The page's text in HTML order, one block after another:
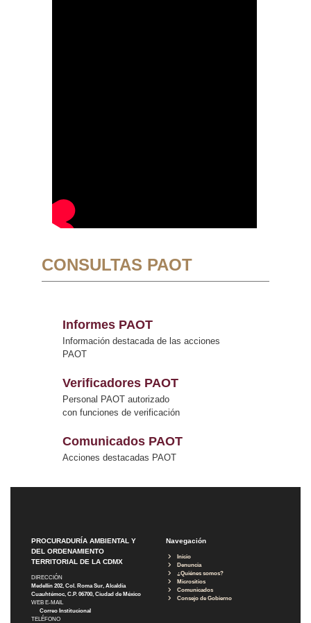
CONSULTAS PAOT
Informes PAOT
Información destacada de las acciones
PAOT
Verificadores PAOT
Personal PAOT autorizado
con funciones de verificación
Comunicados PAOT
Acciones destacadas PAOT
PROCURADURÍA AMBIENTAL Y
DEL ORDENAMIENTO
TERRITORIAL DE LA CDMX
DIRECCIÓN
Medellín 202, Col. Roma Sur, Alcaldía
Cuauhtémoc, C.P. 06700, Ciudad de México
WEB E-MAIL
Correo Institucional
TELÉFONO
Navegación
Inicio
Denuncia
¿Quiénes somos?
Micrositios
Comunicados
Consejo de Gobierno